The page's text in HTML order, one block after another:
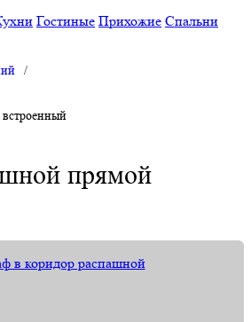
Гостиные Прихожие Спальни
/
прямой